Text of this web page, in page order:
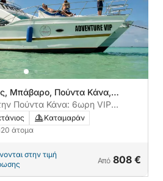
Μπάβαρο, Πούντα Κάνα,
Πούντα Κάνα: 6ωρη VIP
Ιδιωτικό ΣεφΚαταμαράν
άτομα
στην τιμή
Από 808 €